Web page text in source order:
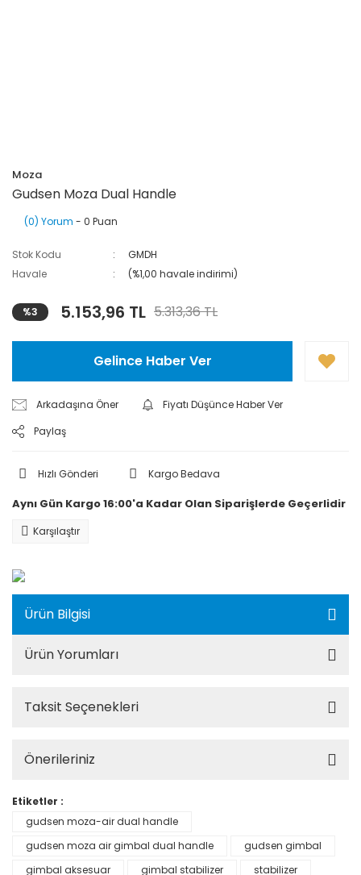
Moza
Gudsen Moza Dual Handle
(0) Yorum - 0 Puan
Stok Kodu
GMDH
Havale
(%1,00 havale indirimi)
%3 5.153,96 TL 5.313,36 TL
Gelince Haber Ver
Arkadaşına Öner
Fiyatı Düşünce Haber Ver
Paylaş
Hızlı Gönderi Kargo Bedava
Aynı Gün Kargo 16:00'a Kadar Olan Siparişlerde Geçerlidir
Karşılaştır
Ürün Bilgisi
Ürün Yorumları
Taksit Seçenekleri
Önerileriniz
Etiketler :
gudsen moza-air dual handle
gudsen moza air gimbal dual handle
gudsen gimbal
gimbal aksesuar
gimbal stabilizer
stabilizer